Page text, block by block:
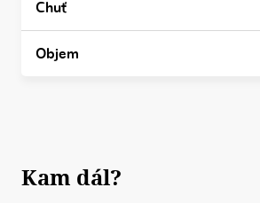
Chuť
Objem
Kam dál?